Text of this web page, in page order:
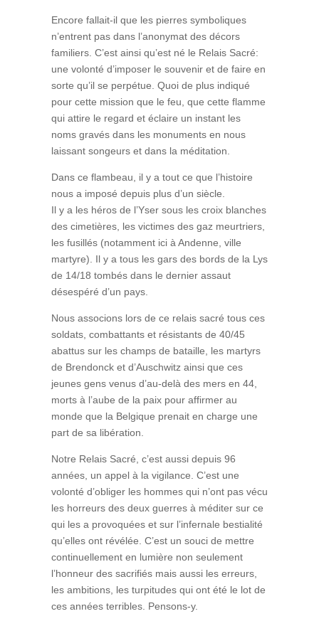
Encore fallait-il que les pierres symboliques
n’entrent pas dans l’anonymat des décors
familiers. C’est ainsi qu’est né le Relais Sacré:
une volonté d’imposer le souvenir et de faire en
sorte qu’il se perpétue. Quoi de plus indiqué
pour cette mission que le feu, que cette flamme
qui attire le regard et éclaire un instant les
noms gravés dans les monuments en nous
laissant songeurs et dans la méditation.
Dans ce flambeau, il y a tout ce que l’histoire
nous a imposé depuis plus d’un siècle.
Il y a les héros de l’Yser sous les croix blanches
des cimetières, les victimes des gaz meurtriers,
les fusillés (notamment ici à Andenne, ville
martyre). Il y a tous les gars des bords de la Lys
de 14/18 tombés dans le dernier assaut
désespéré d’un pays.
Nous associons lors de ce relais sacré tous ces
soldats, combattants et résistants de 40/45
abattus sur les champs de bataille, les martyrs
de Brendonck et d’Auschwitz ainsi que ces
jeunes gens venus d’au-delà des mers en 44,
morts à l’aube de la paix pour affirmer au
monde que la Belgique prenait en charge une
part de sa libération.
Notre Relais Sacré, c’est aussi depuis 96
années, un appel à la vigilance. C’est une
volonté d’obliger les hommes qui n’ont pas vécu
les horreurs des deux guerres à méditer sur ce
qui les a provoquées et sur l’infernale bestialité
qu’elles ont révélée. C’est un souci de mettre
continuellement en lumière non seulement
l’honneur des sacrifiés mais aussi les erreurs,
les ambitions, les turpitudes qui ont été le lot de
ces années terribles. Pensons-y.